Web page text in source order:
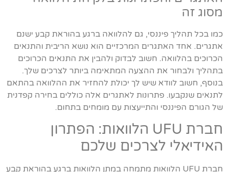
מסוג זה
כמו בכל תהליך פיננסי, גם להלוואה ברגע בהוראת קבע ישנם
אתגרים. אחד האתגרים המרכזיים הוא נושא הריבית והתנאים
הכרוכים בהלוואה. חשוב לבדוק ולהבין את התנאים הכרוכים
בתהליך ולבחור את ההצעה המתאימה ביותר לצרכים שלך.
בנוסף, חשוב לוודא שיש לך יכולת להחזיר את ההלוואה בהתאם
לתנאים שנקבעו. פתרונות לאתגרים אלה כוללים בחירה קפדנית
של הגורם הפיננסי והתייעצות עם מומחים בתחום.
חברת UFU הלוואות: הפתרון
האידיאלי לצרכים שלכם
חברת UFU הלוואות מתמחה במתן הלוואות ברגע בהוראת קבע